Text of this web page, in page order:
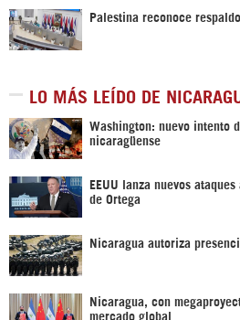
Palestina reconoce
LO MÁS LEÍDO DE
Washington: nuevo intento
nicaragüense
EEUU lanza nuevos
de Ortega
Nicaragua autoriza
Nicaragua, con
mercado global